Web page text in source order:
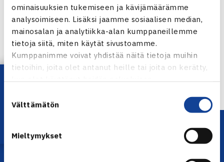
ominaisuuksien tukemiseen ja kävijämäärämme
analysoimiseen. Lisäksi jaamme sosiaalisen median,
mainosalan ja analytiikka-alan kumppaneillemme
tietoja siitä, miten käytät sivustoamme.
Kumppanimme voivat yhdistää näitä tietoja muihin
tietoihin, joita olet antanut heille tai joita on kerätty,
valinta
Välttämätön
Mieltymykset
Jaa:
← Edellinen
Lataa OmaTennis!